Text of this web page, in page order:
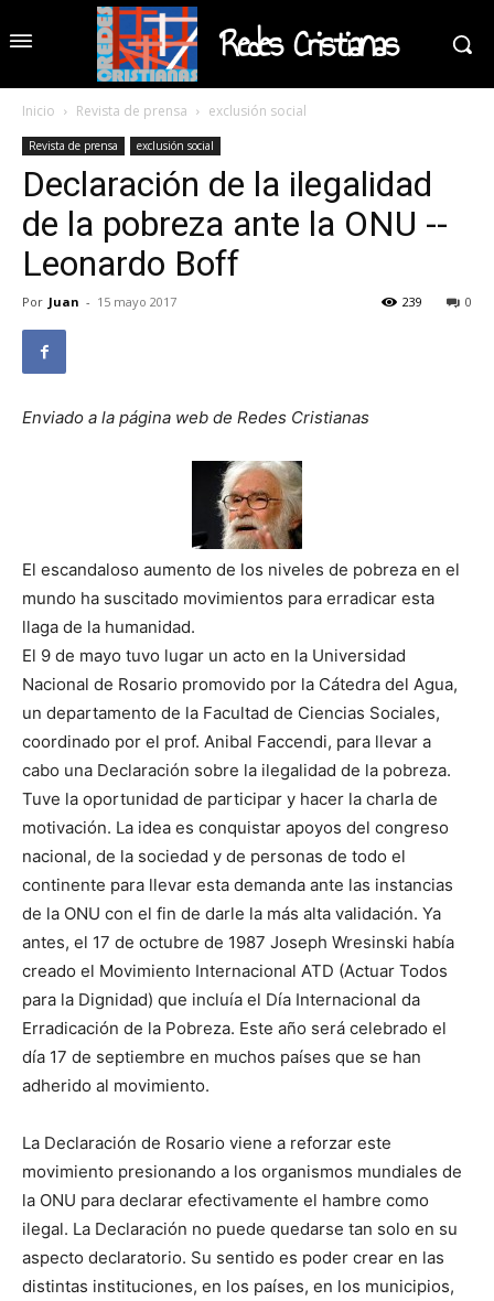
Redes Cristianas
Inicio Revista de prensa exclusión social
Revista de prensa exclusión social
Declaración de la ilegalidad
de la pobreza ante la ONU --
Leonardo Boff
Por Juan - 15 mayo 2017 0
239
Enviado a la página web de Redes Cristianas
El escandaloso aumento de los niveles de pobreza en el
mundo ha suscitado movimientos para erradicar esta
llaga de la humanidad.
El 9 de mayo tuvo lugar un acto en la Universidad
Nacional de Rosario promovido por la Cátedra del Agua,
un departamento de la Facultad de Ciencias Sociales,
coordinado por el prof. Anibal Faccendi, para llevar a
cabo una Declaración sobre la ilegalidad de la pobreza.
Tuve la oportunidad de participar y hacer la charla de
motivación. La idea es conquistar apoyos del congreso
nacional, de la sociedad y de personas de todo el
continente para llevar esta demanda ante las instancias
de la ONU con el fin de darle la más alta validación. Ya
antes, el 17 de octubre de 1987 Joseph Wresinski había
creado el Movimiento Internacional ATD (Actuar Todos
para la Dignidad) que incluía el Día Internacional da
Erradicación de la Pobreza. Este año será celebrado el
día 17 de septiembre en muchos países que se han
adherido al movimiento.
La Declaración de Rosario viene a reforzar este
movimiento presionando a los organismos mundiales de
la ONU para declarar efectivamente el hambre como
ilegal. La Declaración no puede quedarse tan solo en su
aspecto declaratorio. Su sentido es poder crear en las
distintas instituciones, en los países, en los municipios,